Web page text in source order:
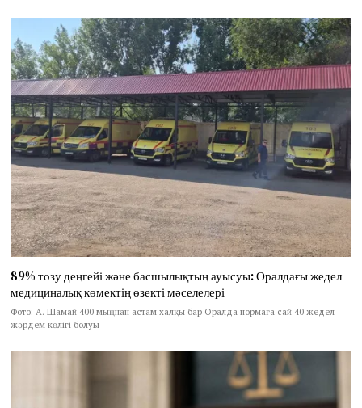
89% тозу деңгейі және басшылықтың ауысуы: Оралдағы жедел
медициналық көмектің өзекті мәселелері
Фото: А. Шамай 400 мыңнан астам халқы бар Оралда нормаға сай 40 жедел
жәрдем көлігі болуы